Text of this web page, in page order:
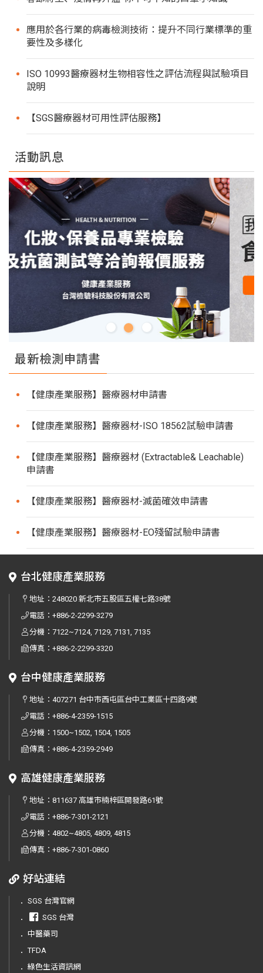
應用於各行業的病毒檢測技術：提升不同行業標準的重
要性及多樣化
ISO 10993醫療器材生物相容性之評估流程與試驗項目
說明
【SGS醫療器材可用性評估服務】
活動訊息
最新檢測申請書
【健康產業服務】醫療器材申請書
【健康產業服務】醫療器材-ISO 18562試驗申請書
【健康產業服務】醫療器材 (Extractable& Leachable)
申請書
【健康產業服務】醫療器材-滅菌確效申請書
【健康產業服務】醫療器材-EO殘留試驗申請書
台北健康產業服務
地址：248020 新北市五股區五權七路38號
電話：+886-2-2299-3279
分機：7122~7124, 7129, 7131, 7135
傳真：+886-2-2299-3320
台中健康產業服務
地址：407271 台中市西屯區台中工業區十四路9號
電話：+886-4-2359-1515
分機：1500~1502, 1504, 1505
傳真：+886-4-2359-2949
高雄健康產業服務
地址：811637 高雄市楠梓區開發路61號
電話：+886-7-301-2121
分機：4802~4805, 4809, 4815
傳真：+886-7-301-0860
好站連結
． SGS 台灣官網
．
SGS 台灣
． 中醫藥司
．TFDA
． 綠色生活資訊網